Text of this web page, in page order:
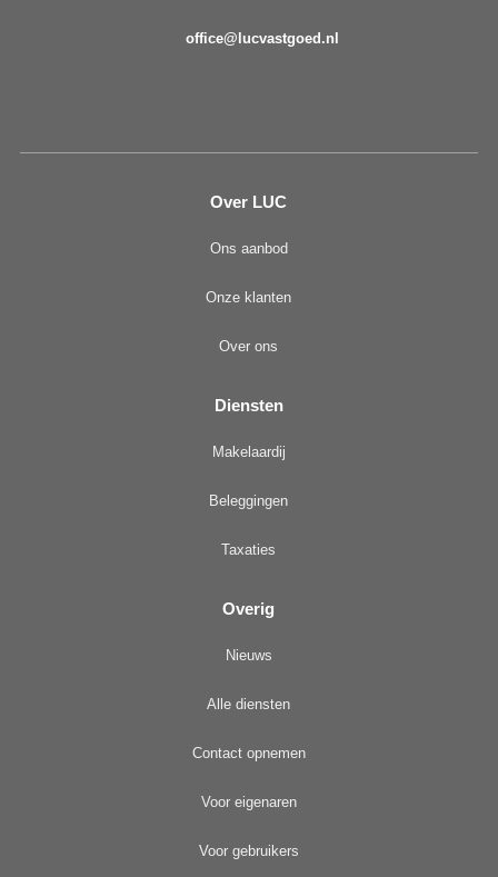
office@lucvastgoed.nl
Over LUC
Ons aanbod
Onze klanten
Over ons
Diensten
Makelaardij
Beleggingen
Taxaties
Overig
Nieuws
Alle diensten
Contact opnemen
Voor eigenaren
Voor gebruikers